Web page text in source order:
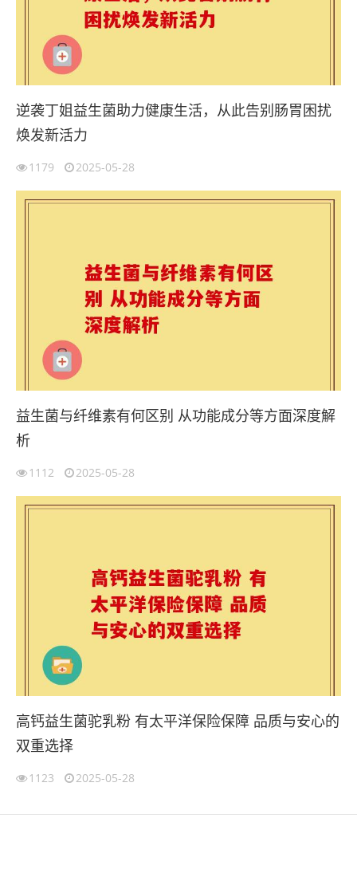
逆袭丁姐益生菌助力健康生活，从此告别肠胃困扰
焕发新活力
1179 2025-05-28
益生菌与纤维素有何区别 从功能成分等方面深度解
析
1112 2025-05-28
高钙益生菌驼乳粉 有太平洋保险保障 品质与安心的
双重选择
1123 2025-05-28